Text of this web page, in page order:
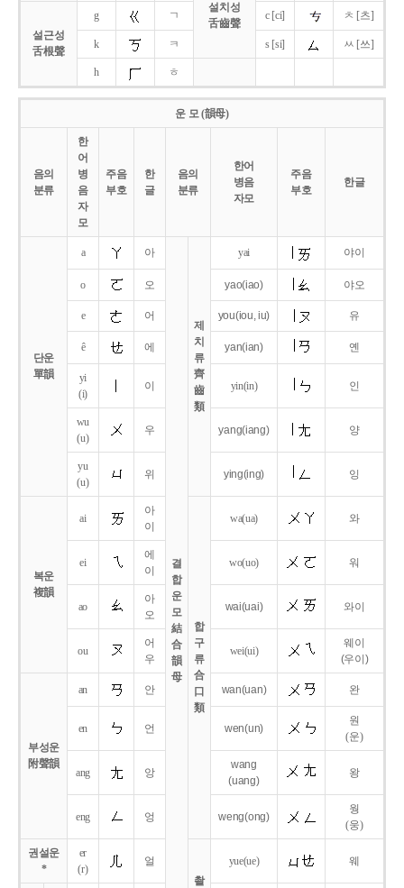
설치성
舌齒聲
설근성
舌根聲
g ㄱ c [ci] ㅊ [츠]
k ㅋ s [si] ㅆ [쓰]
h ㅎ
운 모 (韻母)
음의
분류
한
어
병
음
자
모
주음
부호
한
글
음의
분류
한어
병음
자모
주음
부호
한글
단운
單韻
a 아
결
합
운
모
結
合
韻
母
제
치
류
齊
齒
類
yai 야이
o 오 yao(iao) 야오
e 어 you(iou,iu) 유
ê 에 yan(ian) 옌
yi
(i)
이 yin(in) 인
wu
(u)
우 yang(iang) 양
yu
(u)
위 ying(ing) 잉
복운
複韻
ai
아
이
합
구
류
合
口
類
wa(ua) 와
ei
에
이
wo(uo) 워
ao
아
오
wai(uai) 와이
ou
어
우
wei(ui)
웨이
(우이)
부성운
附聲韻
an 안 wan(uan) 완
en 언 wen(un)
원
(운)
ang 앙
wang
(uang)
왕
eng 엉 weng(ong)
웡
(웅)
권설운
*
er
(r)
얼
촬
yue(ue) 웨